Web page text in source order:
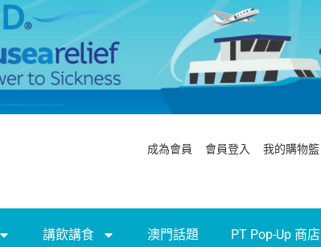
成為會員 會員登入 我的購物籃
講飲講食 澳門話題 PT Pop-Up 商店